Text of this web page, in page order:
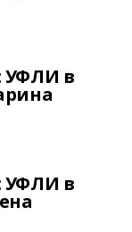
УФЛИ в
УФЛИ в